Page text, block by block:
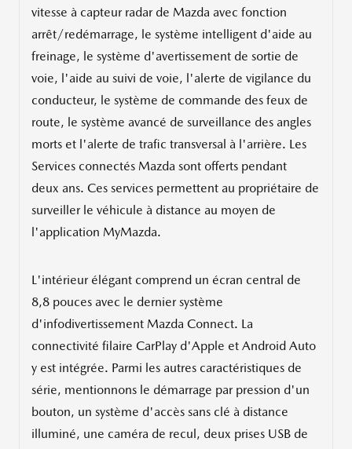
vitesse à capteur radar de Mazda avec fonction
arrêt/redémarrage, le système intelligent d'aide au
freinage, le système d'avertissement de sortie de
voie, l'aide au suivi de voie, l'alerte de vigilance du
conducteur, le système de commande des feux de
route, le système avancé de surveillance des angles
morts et l'alerte de trafic transversal à l'arrière. Les
Services connectés Mazda sont offerts pendant
deux ans. Ces services permettent au propriétaire de
surveiller le véhicule à distance au moyen de
l'application MyMazda.
L'intérieur élégant comprend un écran central de
8,8 pouces avec le dernier système
d'infodivertissement Mazda Connect. La
connectivité filaire CarPlay d'Apple et Android Auto
y est intégrée. Parmi les autres caractéristiques de
série, mentionnons le démarrage par pression d'un
bouton, un système d'accès sans clé à distance
illuminé, une caméra de recul, deux prises USB de